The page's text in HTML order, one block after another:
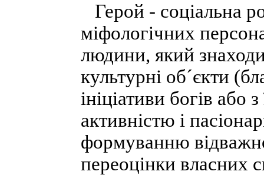
Герой - соціальна
міфологічних
людини, який
культурні об´єкти
ініціативи богів
активністю і
формуванню
переоцінки власних